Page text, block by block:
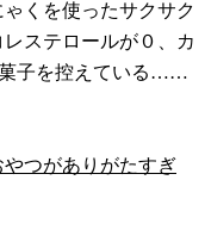
くを使ったサクサク
ステロールが０、カ
子を控えている……
つがありがたすぎ